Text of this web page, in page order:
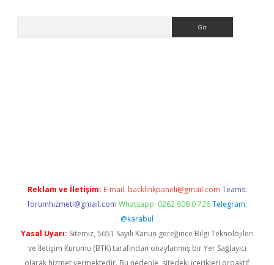
Reklam ve İletişim: E-mail: backlinkpaneli@gmail.com Teams:
forumhizmeti@gmail.com Whatsapp: 0262 606 0 726 Telegram:
@karabul
Yasal Uyarı: Sitemiz, 5651 Sayılı Kanun gereğince Bilgi Teknolojileri
ve İletişim Kurumu (BTK) tarafından onaylanmış bir Yer Sağlayıcı
olarak hizmet vermektedir. Bu nedenle, sitedeki içerikleri proaktif